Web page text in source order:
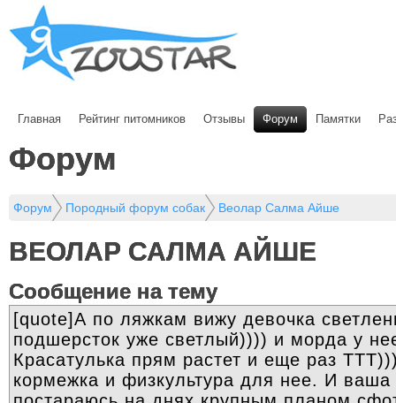
Главная Рейтинг питомников Отзывы Форум Памятки
Форум
Форум Породный форум собак Веолар Салма Айше
ВЕОЛАР САЛМА АЙШЕ
Cообщение на тему